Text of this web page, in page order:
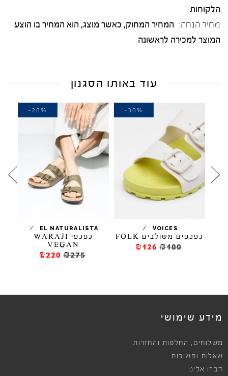
הלקוחות
מחיר הנחה: המחיר המחוק, כאשר מוצג, הוא המחיר בו הוצע
המוצר למכירה לראשונה
עוד באותו הסגנון
VOICES
/
כפכפים משולבים FOLK
₪180
₪126
-30%
EL NATURALISTA
/
כפכפי WARAJI
VEGAN
₪275
₪220
-20%
מידע שימושי
משלוחים , החלפות והחזרות
שאלות ותשובות
דברו אלינו